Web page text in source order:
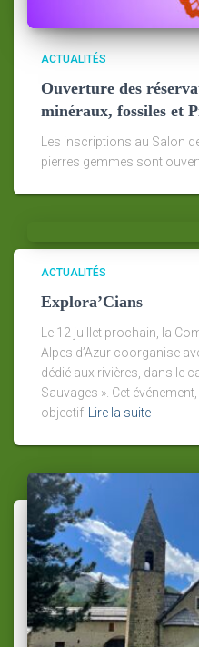
ACTUALITÉS
Ouverture des
minéraux, fossiles et
Les inscriptions au Salon
pierres gemmes sont
ACTUALITÉS
Explora’Cians
Le 12 juillet prochain, la
Alpes d’Azur coorganise
dédié aux rivières, dans le
Sauvages ». Cet
objectif Lire la suite